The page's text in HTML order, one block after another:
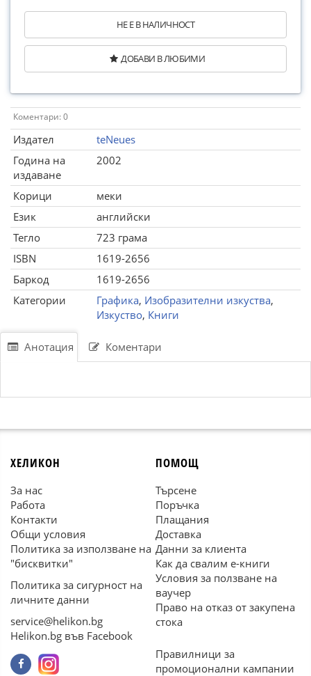
НЕ Е В НАЛИЧНОСТ
ДОБАВИ В ЛЮБИМИ
Коментари: 0
Издател
teNeues
Година на
издаване
2002
Корици
меки
Език
английски
Тегло
723 грама
ISBN
1619-2656
Баркод
1619-2656
Категории
Графика, Изобразителни изкуства,
Изкуство, Книги
Анотация Коментари
ХЕЛИКОН
За нас
Работа
Контакти
Общи условия
Политика за използване на
"бисквитки"
Политика за сигурност на
личните данни
service@helikon.bg
Helikon.bg във Facebook
ПОМОЩ
Търсене
Поръчка
Плащания
Доставка
Данни за клиента
Как да свалим е-книги
Условия за ползване на
ваучер
Право на отказ от закупена
стока
Правилници за
промоционални кампании